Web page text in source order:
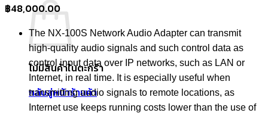
ไม่มีสินค้าในตะกร้า
กลับสู่หน้าร้านค้า
฿48,000.00
The NX-100S Network Audio Adapter can transmit
high-quality audio signals and such control data as
control input data over IP networks, such as LAN or
Internet, in real time. It is especially useful when
transmitting audio signals to remote locations, as
Internet use keeps running costs lower than the use of